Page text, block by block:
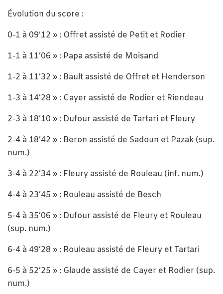
Évolution du score :
0-1 à 09’12 » : Offret assisté de Petit et Rodier
1-1 à 11’06 » : Papa assisté de Moisand
1-2 à 11’32 » : Bault assisté de Offret et Henderson
1-3 à 14’28 » : Cayer assisté de Rodier et Riendeau
2-3 à 18’10 » : Dufour assisté de Tartari et Fleury
2-4 à 18’42 » : Beron assisté de Sadoun et Pazak (sup.
num.)
3-4 à 22’34 » : Fleury assisté de Rouleau (inf. num.)
4-4 à 23’45 » : Rouleau assisté de Besch
5-4 à 35’06 » : Dufour assisté de Fleury et Rouleau
(sup. num.)
6-4 à 49’28 » : Rouleau assisté de Fleury et Tartari
6-5 à 52’25 » : Glaude assisté de Cayer et Rodier (sup.
num.)